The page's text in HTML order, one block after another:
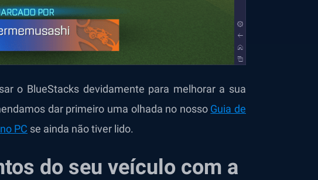
o BlueStacks devidamente para melhorar a sua
dar primeiro uma olhada no nosso Guia de
PC se ainda não tiver lido.
do seu veículo com a